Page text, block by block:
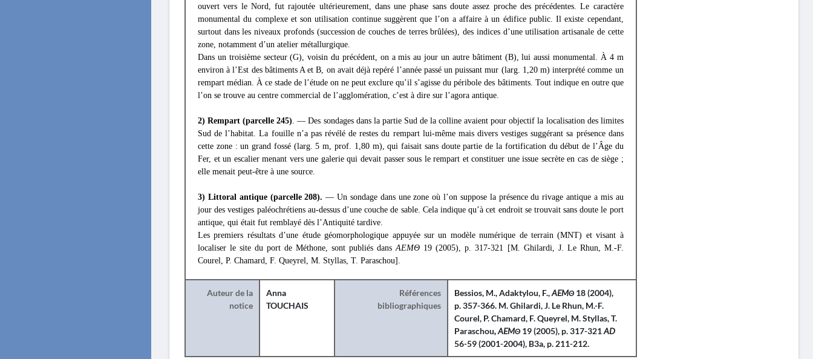
ouvert vers le Nord, fut rajoutée ultérieurement, dans une phase sans doute assez proche des précédentes. Le caractère
monumental du complexe et son utilisation continue suggèrent que l’on a affaire à un édifice public. Il existe cependant,
surtout dans les niveaux profonds (succession de couches de terres brûlées), des indices d’une utilisation artisanale de cette
zone, notamment d’un atelier métallurgique.
Dans un troisième secteur (G), voisin du précédent, on a mis au jour un autre bâtiment (B), lui aussi monumental. À 4 m
environ à l’Est des bâtiments A et B, on avait déjà repéré l’année passé un puissant mur (larg. 1,20 m) interprété comme un
rempart médian. À ce stade de l’étude on ne peut exclure qu’il s’agisse du péribole des bâtiments. Tout indique en outre que
l’on se trouve au centre commercial de l’agglomération, c’est à dire sur l’agora antique.
2) Rempart (parcelle 245). — Des sondages dans la partie Sud de la colline avaient pour objectif la localisation des limites
Sud de l’habitat. La fouille n’a pas révélé de restes du rempart lui-même mais divers vestiges suggérant sa présence dans
cette zone : un grand fossé (larg. 5 m, prof. 1,80 m), qui faisait sans doute partie de la fortification du début de l’Âge du
Fer, et un escalier menant vers une galerie qui devait passer sous le rempart et constituer une issue secrète en cas de siège ;
elle menait peut-être à une source.
3) Littoral antique (parcelle 208). — Un sondage dans une zone où l’on suppose la présence du rivage antique a mis au
jour des vestiges paléochrétiens au-dessus d’une couche de sable. Cela indique qu’à cet endroit se trouvait sans doute le port
antique, qui était fut remblayé dès l’Antiquité tardive.
Les premiers résultats d’une étude géomorphologique appuyée sur un modèle numérique de terrain (MNT) et visant à
localiser le site du port de Méthone, sont publiés dansAEMΘ 19 (2005), p. 317-321 [M. Ghilardi, J. Le Rhun, M.-F.
Courel, P. Chamard, F. Queyrel, M. Styllas, T. Paraschou].
Auteur de la
notice
Anna
TOUCHAIS
Références
bibliographiques
Bessios, M.,Adaktylou, F.,AEMΘ18 (2004),
p. 357-366. M. Ghilardi,J. Le Rhun, M.-F.
Courel, P. Chamard, F. Queyrel, M. Styllas,T.
Paraschou, AEMΘ19 (2005), p. 317-321AD
56-59 (2001-2004), B3a, p. 211-212.